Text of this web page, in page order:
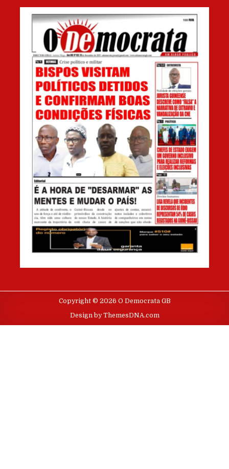
Copyright © 2026 O Democrata GB
Design by ThemesDNA.com